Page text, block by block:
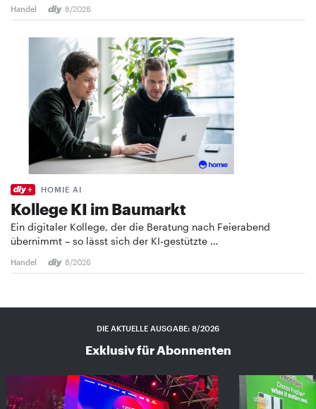
Handel 8/2026
HOMIE AI
Kollege KI im Baumarkt
Ein digitaler Kollege, der die Beratung nach Feierabend
übernimmt – so lässt sich der KI-gestützte …
Handel 8/2026
DIE AKTUELLE AUSGABE: 8/2026
Exklusiv für Abonnenten